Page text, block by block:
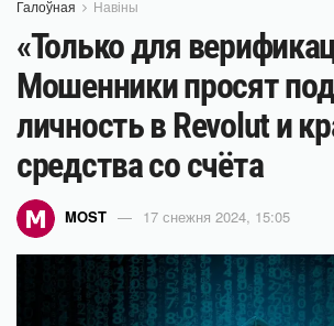
Галоўная Навіны
«Только для
Мошенники просят
личность в Revolut и
средства со счёта
MOST 17 снежня 2024, 15:05